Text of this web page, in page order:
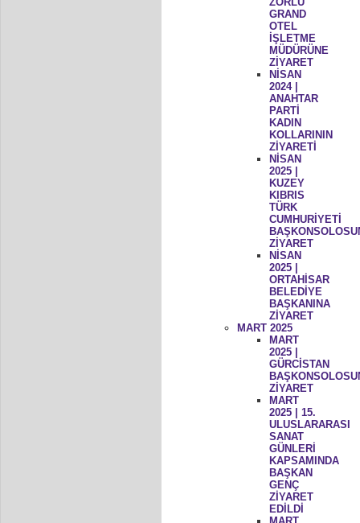
GRAND
OTEL
İŞLETME
MÜDÜRÜNE
ZİYARET
NİSAN
2024 |
ANAHTAR
PARTİ
KADIN
KOLLARININ
ZİYARETİ
NİSAN
2025 |
KUZEY
KIBRIS
TÜRK
CUMHURİYETİ
ZİYARET
NİSAN
2025 |
ORTAHİSAR
BELEDİYE
BAŞKANINA
ZİYARET
MART 2025
MART
2025 |
GÜRCİSTAN
ZİYARET
MART
2025 | 15.
ULUSLARARASI
SANAT
GÜNLERİ
KAPSAMINDA
BAŞKAN
GENÇ
ZİYARET
EDİLDİ